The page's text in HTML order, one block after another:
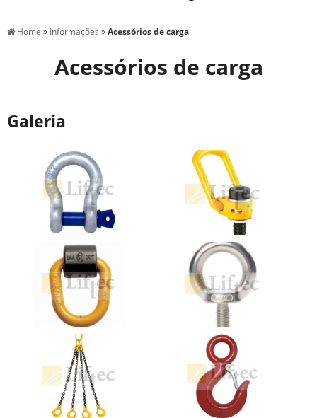
Home » Informações »Acessórios de carga
Acessórios de carga
Galeria